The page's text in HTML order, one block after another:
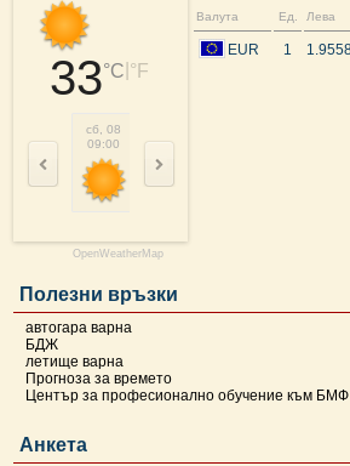
33°C °F
сб, 08
09:00
12:00
OpenWeatherMap
Валута
Ед. Лева
EUR 1
Полезни връзки
автогара варна
БДЖ
летище варна
Прогноза за времето
Център за професионално обучение към БМФ
Анкета